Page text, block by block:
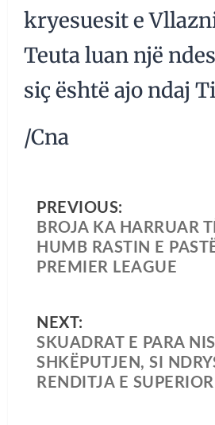
kryesuesit e
Teuta luan një
siç është ajo ndaj
/Cna
PREVIOUS:
BROJA KA HARRUAR
HUMB RASTIN E
PREMIER LEAGUE
NEXT:
SKUADRAT E PARA
SHKËPUTJEN, SI
RENDITJA E